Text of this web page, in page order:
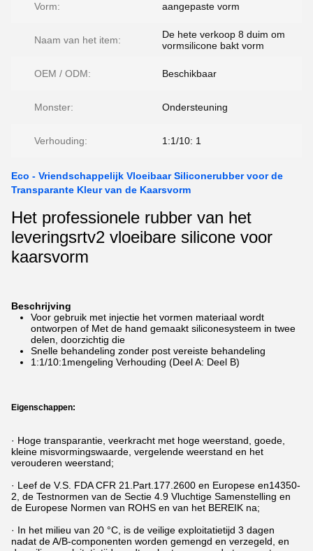
Vorm: aangepaste vorm
Naam van het item:
De hete verkoop 8 duim om
vormsilicone bakt vorm
OEM / ODM: Beschikbaar
Monster: Ondersteuning
Verhouding: 1:1/10: 1
Eco - Vriendschappelijk Vloeibaar Siliconerubber voor de
Transparante Kleur van de Kaarsvorm
Het professionele rubber van het
leveringsrtv2 vloeibare silicone voor
kaarsvorm
Beschrijving
Voor gebruik met injectie het vormen materiaal wordt
ontworpen of Met de hand gemaakt siliconesysteem in twee
delen, doorzichtig die
Snelle behandeling zonder post vereiste behandeling
1:1/10:1mengeling Verhouding (Deel A: Deel B)
Eigenschappen:
· Hoge transparantie, veerkracht met hoge weerstand, goede,
kleine misvormingswaarde, vergelende weerstand en het
verouderen weerstand;
· Leef de V.S. FDA CFR 21.Part.177.2600 en Europese en14350-
2, de Testnormen van de Sectie 4.9 Vluchtige Samenstelling en
de Europese Normen van ROHS en van het BEREIK na;
· In het milieu van 20 °C, is de veilige exploitatietijd 3 dagen
nadat de A/B-componenten worden gemengd en verzegeld, en